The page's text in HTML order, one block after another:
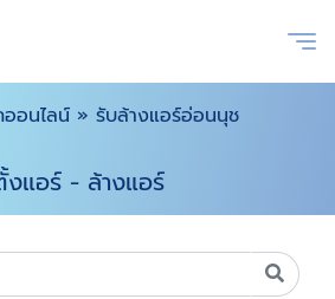
อนไลน์ » รับล้างแอร์อ่อนนุช
แอร์ - ล้างแอร์